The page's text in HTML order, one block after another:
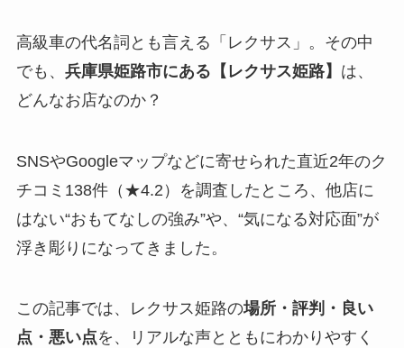
高級車の代名詞とも言える「レクサス」。その中
でも、 兵庫県姫路市にある【レクサス姫路】 は、
どんなお店なのか？
SNSやGoogleマップなどに寄せられた直近2年のク
チコミ138件（★4.2）を調査したところ、他店に
はない“おもてなしの強み”や、“気になる対応面”が
浮き彫りになってきました。
この記事では、レクサス姫路の場所・評判・良い
点・悪い点を、リアルな声とともにわかりやすく